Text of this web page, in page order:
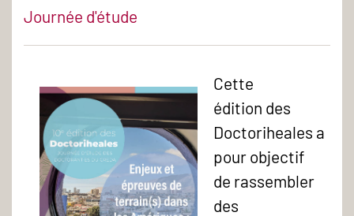
Journée d'étude
Cette
édition des
Doctoriheales a
pour objectif
de rassembler
des